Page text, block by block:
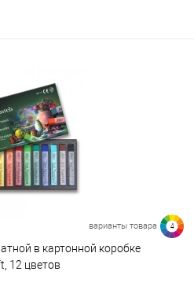
В наличии
варианты товара 4
в картонной коробке
12 цветов